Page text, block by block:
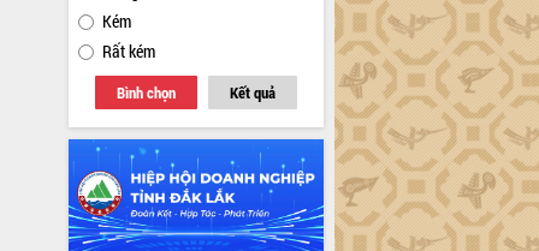
Kém
Rất kém
Bình chọn Kết quả